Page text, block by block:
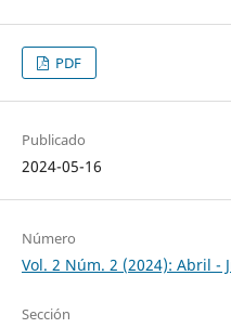
PDF
Publicado
2024-05-16
Número
Vol. 2 Núm. 2 (2024): Abril -
Sección